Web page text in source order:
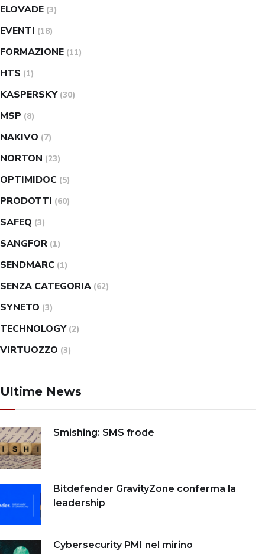
ELOVADE (3)
EVENTI (18)
FORMAZIONE (11)
HTS (1)
KASPERSKY (30)
MSP (8)
NAKIVO (7)
NORTON (23)
OPTIMIDOC (5)
PRODOTTI (60)
SAFEQ (3)
SANGFOR (1)
SENDMARC (1)
SENZA CATEGORIA (62)
SYNETO (3)
TECHNOLOGY (2)
VIRTUOZZO (3)
Ultime News
Smishing: SMS frode
Bitdefender GravityZone conferma la
leadership
Cybersecurity PMI nel mirino